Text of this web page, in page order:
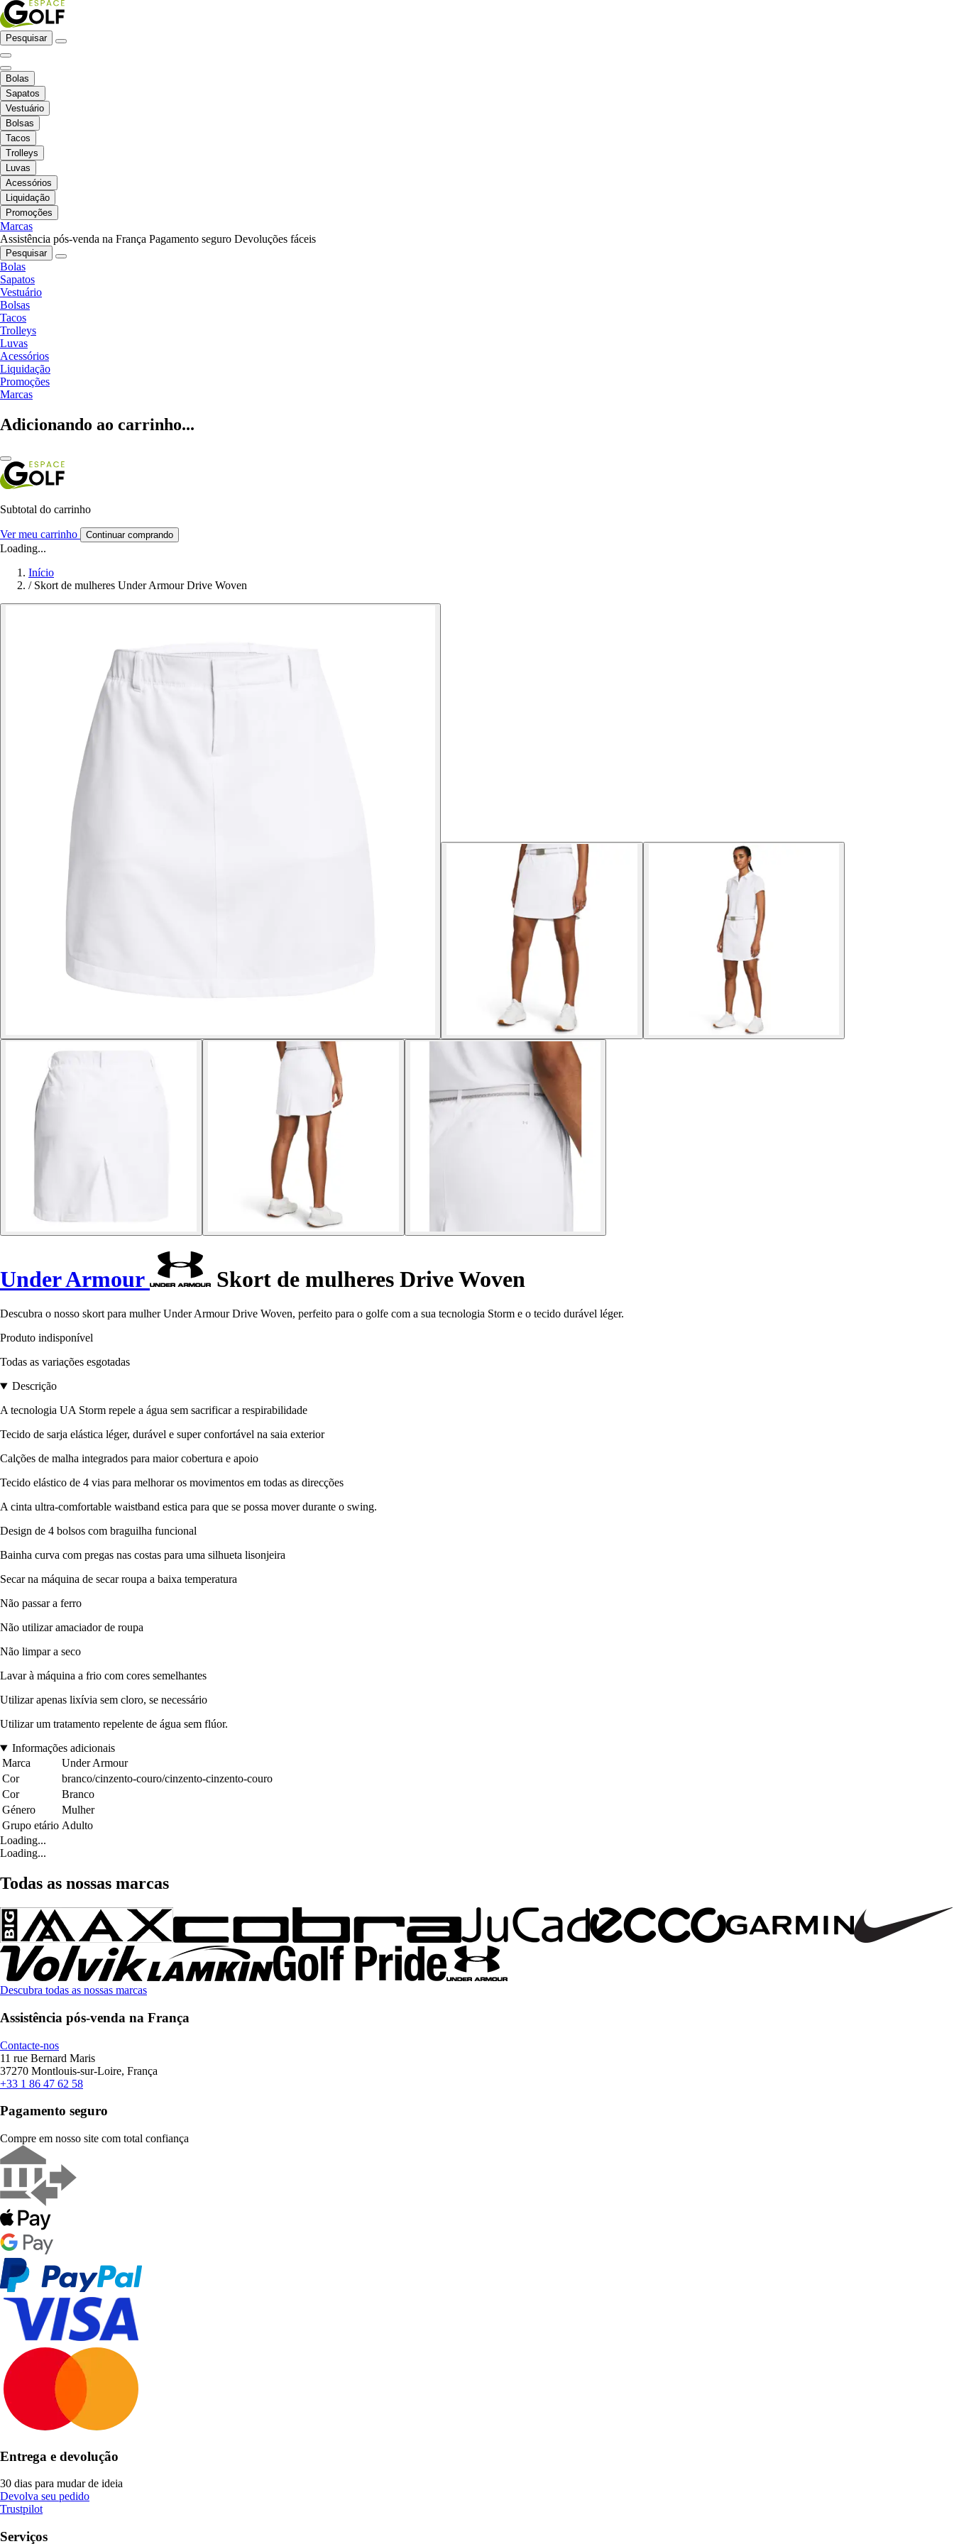
Pesquisar
Bolas
Sapatos
Vestuário
Bolsas
Tacos
Trolleys
Luvas
Acessórios
Liquidação
Promoções
Marcas
Assistência pós-venda na França Pagamento seguro Devoluções fáceis
Pesquisar
Bolas
Sapatos
Vestuário
Bolsas
Tacos
Trolleys
Luvas
Acessórios
Liquidação
Promoções
Marcas
Adicionando ao carrinho...
Subtotal do carrinho
Ver meu carrinho Continuar comprando
Loading...
Início
/ Skort de mulheres Under Armour Drive Woven
Under Armour Skort de mulheres Drive Woven
Descubra o nosso skort para mulher Under Armour Drive Woven, perfeito para o golfe com a sua tecnologia Storm e o tecido durável léger.
Produto indisponível
Todas as variações esgotadas
Descrição
A tecnologia UA Storm repele a água sem sacrificar a respirabilidade
Tecido de sarja elástica léger, durável e super confortável na saia exterior
Calções de malha integrados para maior cobertura e apoio
Tecido elástico de 4 vias para melhorar os movimentos em todas as direcções
A cinta ultra-comfortable waistband estica para que se possa mover durante o swing.
Design de 4 bolsos com braguilha funcional
Bainha curva com pregas nas costas para uma silhueta lisonjeira
Secar na máquina de secar roupa a baixa temperatura
Não passar a ferro
Não utilizar amaciador de roupa
Não limpar a seco
Lavar à máquina a frio com cores semelhantes
Utilizar apenas lixívia sem cloro, se necessário
Utilizar um tratamento repelente de água sem flúor.
Informações adicionais
Marca
Under Armour
Cor
branco/cinzento-couro/cinzento-cinzento-couro
Cor
Branco
Género
Mulher
Grupo etário Adulto
Loading...
Loading...
Todas as nossas marcas
Descubra todas as nossas marcas
Assistência pós-venda na França
Contacte-nos
11 rue Bernard Maris
37270 Montlouis-sur-Loire, França
+33 1 86 47 62 58
Pagamento seguro
Compre em nosso site com total confiança
Entrega e devolução
30 dias para mudar de ideia
Devolva seu pedido
Trustpilot
Serviços